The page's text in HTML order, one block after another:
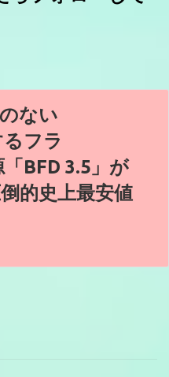
ない
フラ
BFD 3.5」が
的史上最安値